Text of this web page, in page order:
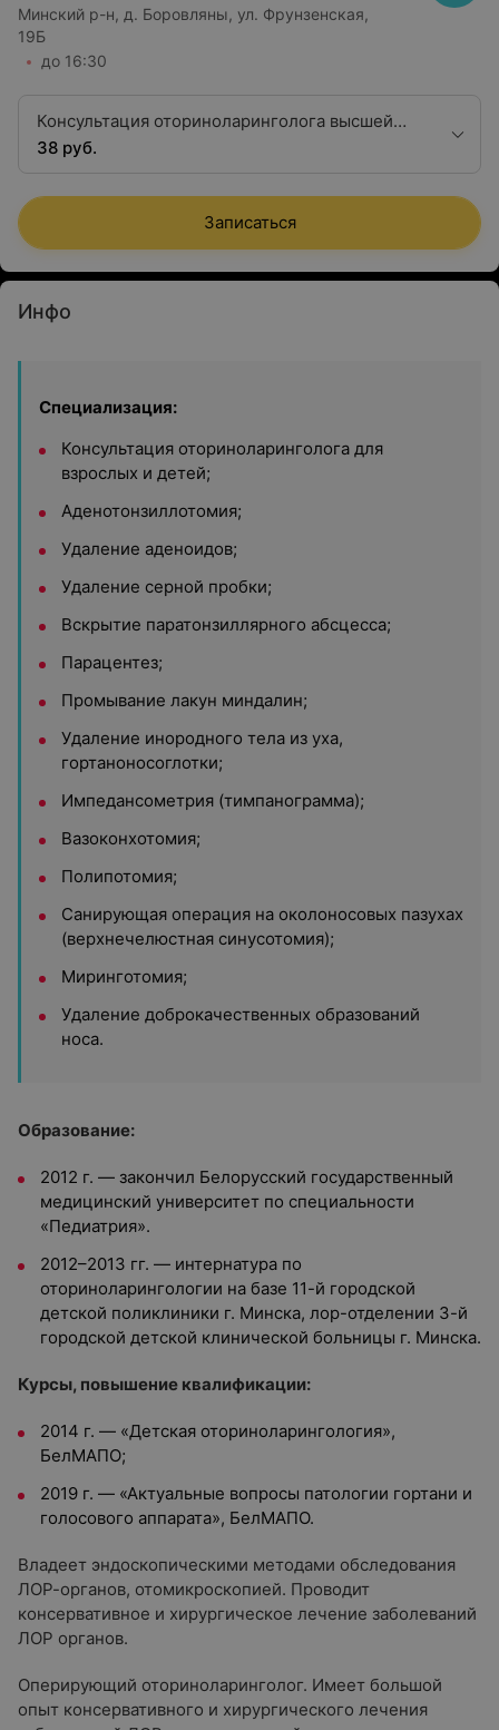
Минский р-н, д. Боровляны, ул. Фрунзенская,
19Б
до 16:30
Консультация оториноларинголога высшей
категории
38 руб.
Записаться
Инфо
Специализация:
Консультация оториноларинголога для
взрослых и детей;
Аденотонзиллотомия;
Удаление аденоидов;
Удаление серной пробки;
Вскрытие паратонзиллярного абсцесса;
Парацентез;
Промывание лакун миндалин;
Удаление инородного тела из уха,
гортаноносоглотки;
Импедансометрия (тимпанограмма);
Вазоконхотомия;
Полипотомия;
Санирующая операция на околоносовых пазухах
(верхнечелюстная синусотомия);
Миринготомия;
Удаление доброкачественных образований
носа.
Образование:
2012 г. — закончил Белорусский государственный
медицинский университет по специальности
«Педиатрия».
2012–2013 гг. — интернатура по
оториноларингологии на базе 11-й городской
детской поликлиники г. Минска, лор-отделении 3-й
городской детской клинической больницы г. Минска.
Курсы, повышение квалификации:
2014 г. — «Детская оториноларингология»,
БелМАПО;
2019 г. — «Актуальные вопросы патологии гортани и
голосового аппарата», БелМАПО.
Владеет эндоскопическими методами обследования
ЛОР-органов, отомикроскопией. Проводит
консервативное и хирургическое лечение заболеваний
ЛОР органов.
Оперирующий оториноларинголог. Имеет большой
опыт консервативного и хирургического лечения